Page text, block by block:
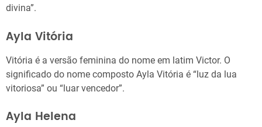
divina”.
Ayla Vitória
Vitória é a versão feminina do nome em latim Victor. O
significado do nome composto Ayla Vitória é “luz da lua
vitoriosa” ou “luar vencedor”.
Ayla Helena